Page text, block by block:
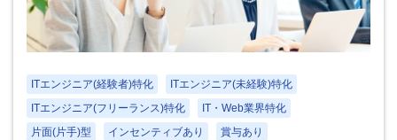
ITエンジニア(経験者)特化
ITエンジニア(未経験)特化
ITエンジニア(フリーランス)特化
IT・Web業界特化
片面(片手)型
インセンティブあり
賞与あり